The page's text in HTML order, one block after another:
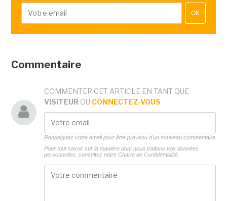
OK
Commentaire
COMMENTER CET ARTICLE EN TANT QUE
VISITEUR OU CONNECTEZ-VOUS
Renseignez votre email pour être prévenu d'un nouveau commentaire
Pour tout savoir sur la manière dont nous traitons vos données
personnelles, consultez notre Charte de Confidentialité.